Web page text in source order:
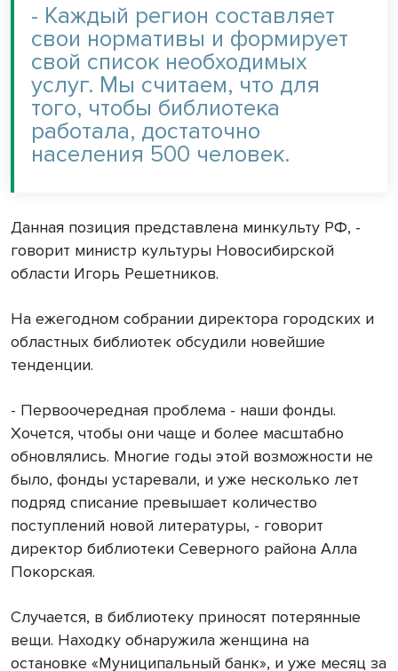
- Каждый регион составляет
свои нормативы и формирует
свой список необходимых
услуг. Мы считаем, что для
того, чтобы библиотека
работала, достаточно
населения 500 человек.
Данная позиция представлена минкульту РФ, -
говорит министр культуры Новосибирской
области Игорь Решетников.
На ежегодном собрании директора городских и
областных библиотек обсудили новейшие
тенденции.
- Первоочередная проблема - наши фонды.
Хочется, чтобы они чаще и более масштабно
обновлялись. Многие годы этой возможности не
было, фонды устаревали, и уже несколько лет
подряд списание превышает количество
поступлений новой литературы, - говорит
директор библиотеки Северного района Алла
Покорская.
Случается, в библиотеку приносят потерянные
вещи. Находку обнаружила женщина на
остановке «Муниципальный банк», и уже месяц за